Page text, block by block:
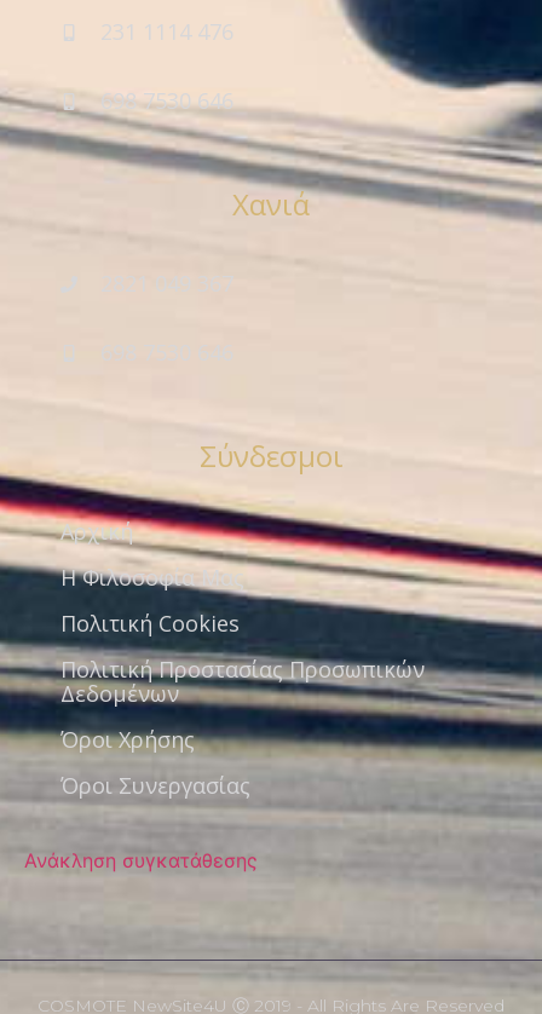
231 1114 476
698 7530 646
Χανιά
2821 049 367
Σύνδεσμοι
Αρχική
Η Φιλοσοφία Μας
Πολιτική Cookies
Πολιτική Προστασίας Προσωπικών
Δεδομένων
Όροι Χρήσης
Όροι Συνεργασίας
Ανάκληση συγκατάθεσης
COSMOTE NewSite4U Ⓒ 2019 - All Rights Are Reserved